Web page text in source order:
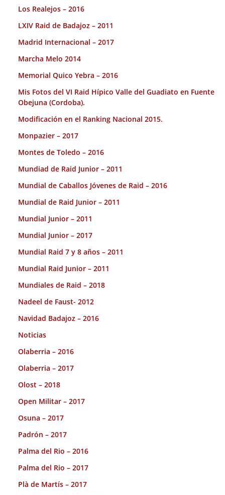
Los Realejos – 2016
LXIV Raid de Badajoz – 2011
Madrid Internacional – 2017
Marcha Melo 2014
Memorial Quico Yebra – 2016
Mis Fotos del VI Raid Hípico Valle del Guadiato en Fuente
Obejuna (Cordoba).
Modificación en el Ranking Nacional 2015.
Monpazier – 2017
Montes de Toledo – 2016
Mundiad de Raid Junior – 2011
Mundial de Caballos Jóvenes de Raid – 2016
Mundial de Raid Junior – 2011
Mundial Junior – 2011
Mundial Junior – 2017
Mundial Raid 7 y 8 años – 2011
Mundial Raid Junior – 2011
Mundiales de Raid – 2018
Nadeel de Faust- 2012
Navidad Badajoz – 2016
Noticias
Olaberria – 2016
Olaberria – 2017
Olost – 2018
Open Militar – 2017
Osuna – 2017
Padrón – 2017
Palma del Rio – 2016
Palma del Rio – 2017
Plà de Martís – 2017